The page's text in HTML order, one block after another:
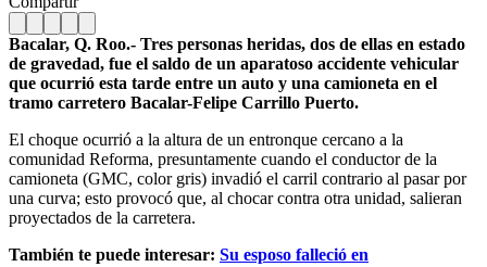
Bacalar, Q. Roo.- Tres personas heridas, dos de ellas en estado
de gravedad, fue el saldo de un aparatoso accidente vehicular
que ocurrió esta tarde entre un auto y una camioneta en el
tramo carretero Bacalar-Felipe Carrillo Puerto.
El choque ocurrió a la altura de un entronque cercano a la
comunidad Reforma, presuntamente cuando el conductor de la
camioneta (GMC, color gris) invadió el carril contrario al pasar por
una curva; esto provocó que, al chocar contra otra unidad, salieran
proyectados de la carretera.
También te puede interesar: Su esposo falleció en